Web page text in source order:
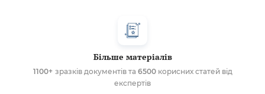
Більше матеріалів
1100+ зразків документів та 6500корисних статей від
експертів